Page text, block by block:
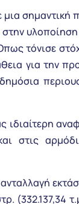
τόνισε
για την
ιδιαίτερη
στις
(332.137,34